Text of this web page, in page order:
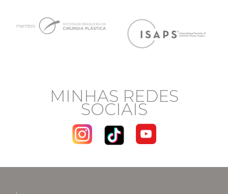
MINHAS REDES
SOCIAIS